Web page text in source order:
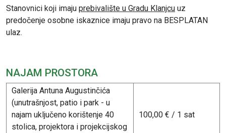
Stanovnici koji imaju prebivalište u Gradu Klanjcu uz
predočenje osobne iskaznice imaju pravo na BESPLATAN
ulaz.
NAJAM PROSTORA
Galerija Antuna Augustinčića
(unutrašnjost, patio i park - u
najam uključeno korištenje 40
stolica, projektora i projekcijskog
100,00 € / 1 sat